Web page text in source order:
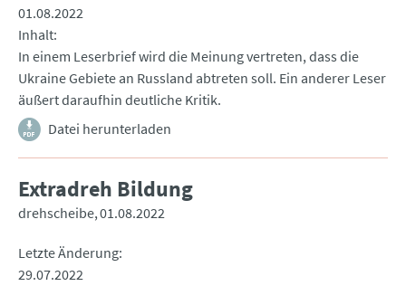
01.08.2022
Inhalt
In einem Leserbrief wird die Meinung vertreten, dass die
Ukraine Gebiete an Russland abtreten soll. Ein anderer Leser
äußert daraufhin deutliche Kritik.
Datei herunterladen
Extradreh Bildung
drehscheibe 01.08.2022
Letzte Änderung
29.07.2022